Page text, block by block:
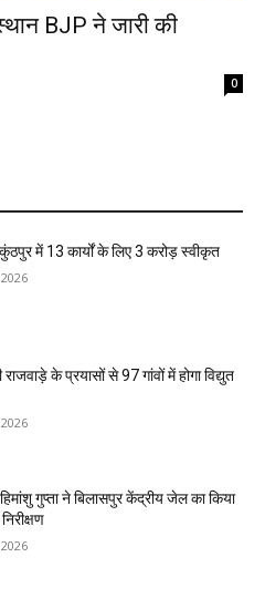
BJP ने जारी की
0
में 13 कार्यों के लिए 3 करोड़ स्वीकृत
राजवाड़े के प्रयासों से 97 गांवों में होगा विद्युत
गुप्ता ने बिलासपुर केंद्रीय जेल का किया